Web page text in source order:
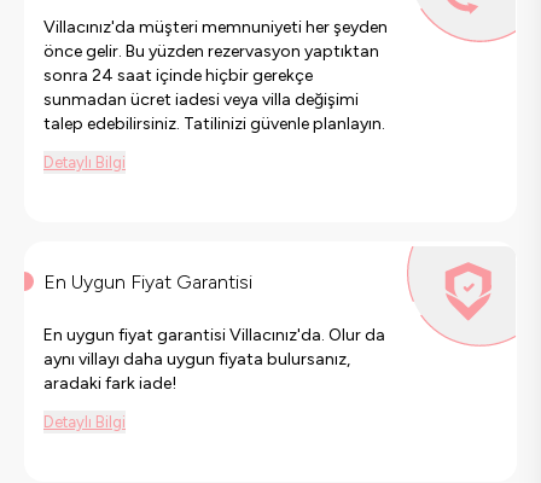
Villacınız'da müşteri memnuniyeti her şeyden
önce gelir. Bu yüzden rezervasyon yaptıktan
sonra 24 saat içinde hiçbir gerekçe
sunmadan ücret iadesi veya villa değişimi
talep edebilirsiniz. Tatilinizi güvenle planlayın.
Detaylı Bilgi
En Uygun Fiyat Garantisi
En uygun fiyat garantisi Villacınız'da. Olur da
aynı villayı daha uygun fiyata bulursanız,
aradaki fark iade!
Detaylı Bilgi